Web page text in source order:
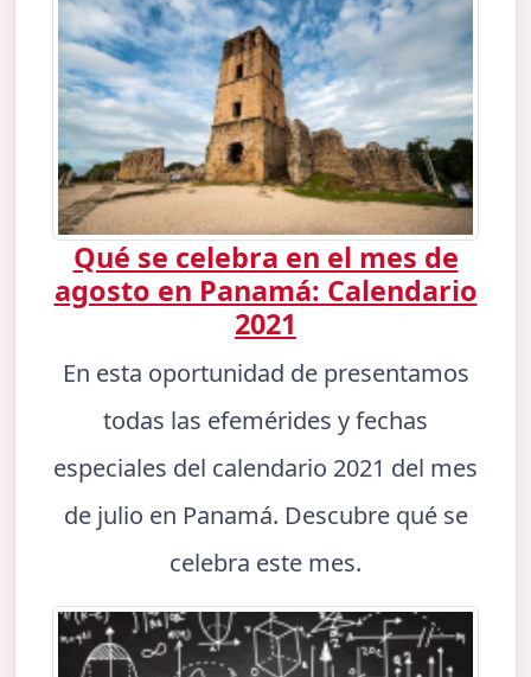
Qué se celebra en el mes de
agosto en Panamá: Calendario
2021
En esta oportunidad de presentamos
todas las efemérides y fechas
especiales del calendario 2021 del mes
de julio en Panamá. Descubre qué se
celebra este mes.